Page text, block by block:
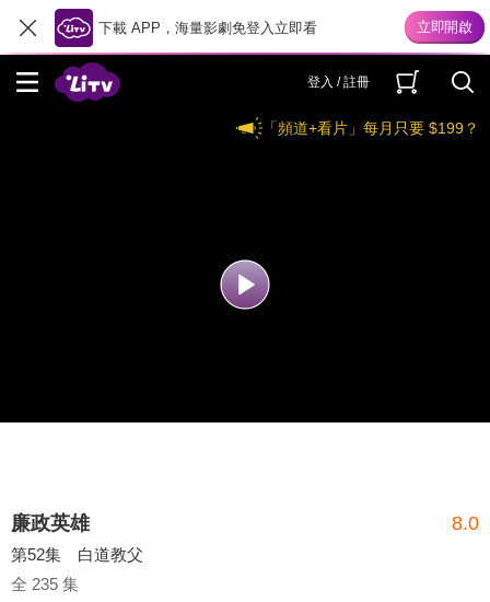
下載 APP，海量影劇免登入立即看
登入 / 註冊
「頻道+看片」每月只要 $199？
廉政英雄 8.0
第52集 白道教父
全 235 集